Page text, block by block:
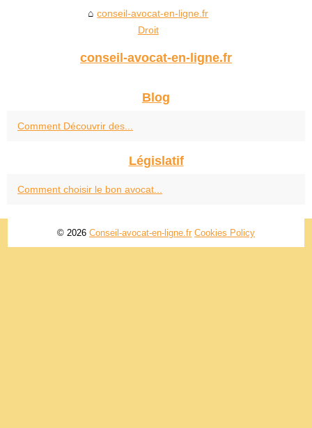
conseil-avocat-en-ligne.fr
Droit
conseil-avocat-en-ligne.fr
Blog
Comment Découvrir des...
Législatif
Comment choisir le bon avocat...
© 2026 Conseil-avocat-en-ligne.fr Cookies Policy